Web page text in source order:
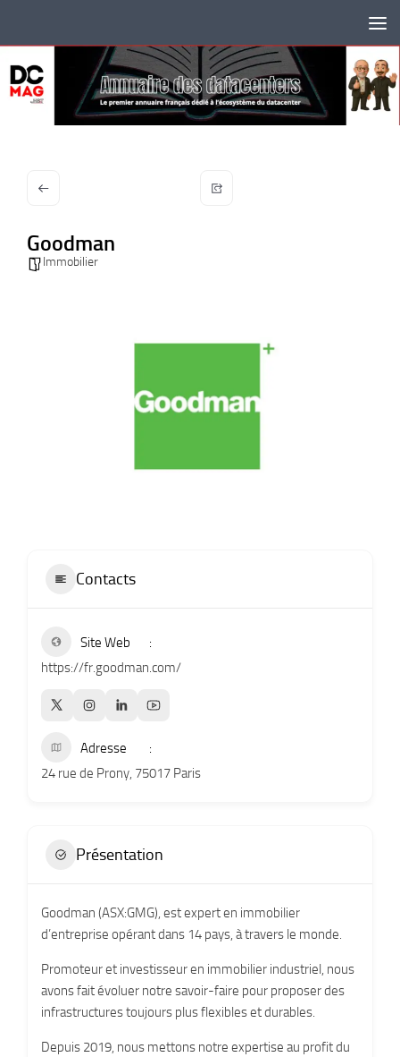
Goodman
Immobilier
Contacts
Site Web
https://fr.goodman.com/
Adresse
24 rue de Prony, 75017 Paris
Présentation
Goodman (ASX:GMG), est expert en immobilier
d’entreprise opérant dans 14 pays, à travers le monde.
Promoteur et investisseur en immobilier industriel, nous
avons fait évoluer notre savoir-faire pour proposer des
infrastructures toujours plus flexibles et durables.
Depuis 2019, nous mettons notre expertise au profit du